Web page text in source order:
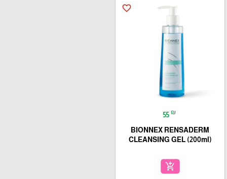
favorite_border
55 ₪
BIONNEX RENSADERM
CLEANSING GEL (200ml)
add_shopping_cart